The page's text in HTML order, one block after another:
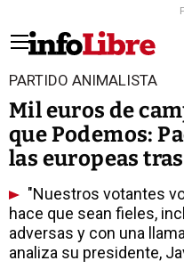
PARTIDO ANIMALISTA
Mil euros de
que Podemos:
las europeas
"Nuestros votantes
hace que sean fieles,
adversas y con una
analiza su presidente,